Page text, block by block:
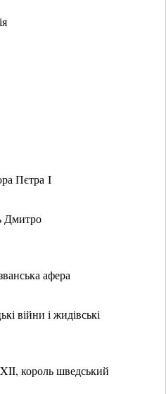
Пєтра I
Дмитро
афера
війни і жидівські
король шведський